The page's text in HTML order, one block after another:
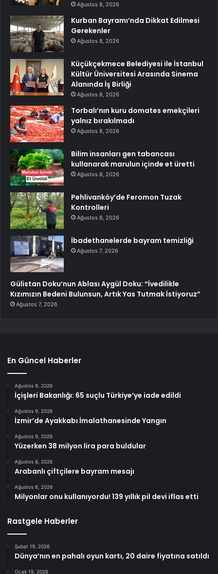
Ağustos 8, 2026
Kurban Bayramı’nda Dikkat Edilmesi
Gerekenler
Ağustos 8, 2026
Küçükçekmece Belediyesi ile İstanbul
Kültür Üniversitesi Arasında Sinema
Alanında İş Birliği
Ağustos 8, 2026
Torbalı’nın kuru domates emekçileri
yalnız bırakılmadı
Ağustos 8, 2026
Bilim insanları gen tabancası
kullanarak marulun içinde et üretti
Ağustos 8, 2026
Pehlivanköy’de Feromon Tuzak
Kontrolleri
Ağustos 8, 2026
İbadethanelerde bayram temizliği
Ağustos 7, 2026
Gülistan Doku’nun Ablası Aygül Doku: “İvedilikle
Kızımızın Bedeni Bulunsun, Artık Yas Tutmak İstiyoruz”
Ağustos 7, 2026
En Güncel Haberler
Ağustos 9, 2026
İçişleri Bakanlığı: 65 suçlu Türkiye’ye iade edildi
Ağustos 9, 2026
İzmir’de Ayakkabı İmalathanesinde Yangın
Ağustos 9, 2026
Yüzerken 38 milyon lira para buldular
Ağustos 8, 2026
Arabanlı çiftçilere bayram mesajı
Ağustos 8, 2026
Milyonlar onu kullanıyordu! 139 yıllık pil devi iflas etti
Rastgele Haberler
Şubat 19, 2026
Dünya’nın en pahalı oyun kartı, 20 daire fiyatına satıldı
Ocak 19, 2026